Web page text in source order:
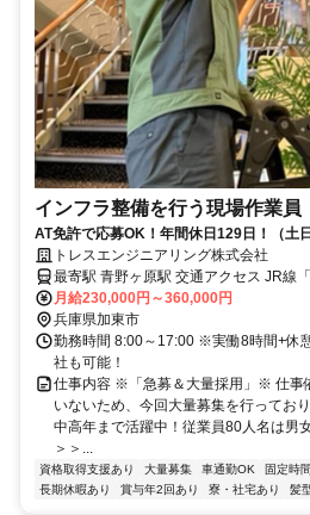
インフラ整備を行う現場作業員
AT免許で応募OK！年間休日129日！（土
宅ありトレスエンジニアリング株式会社
最寄駅 青野ヶ原駅 交通アクセス JR線「青野ヶ原駅」より徒歩で20分
※上記は営業所へのアクセスです。 実
片道1時間圏内です。 ・U・Iターン歓迎
月給230,000円～360,000円
兵庫県加東市
勤務時間 8:00～17:00 ※実働8時間+休
社も可能！
仕事内容 ※「急募＆大量採用」※ 仕事
いないため、今回大量募集を行ってお
中高年まで活躍中！従業員80人名は男
＞＞...
資格取得支援あり 大量募集 車通勤OK 固定時
長期休暇あり
賞与年2回あり 寮・社宅あり 髪